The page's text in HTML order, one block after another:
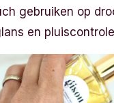
gebruiken op
en